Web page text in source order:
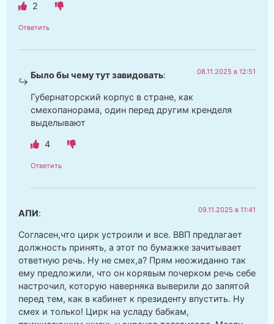
2
Ответить
Было бы чему тут завидовать: 08.11.2025 в 12:51
Губернаторский корпус в стране, как
смехопанорама, один перед другим кренделя
выделывают
4
Ответить
АПИ: 09.11.2025 в 11:41
Согласен,что цирк устроили и все. ВВП предлагает
должность принять, а этот по бумажке зачитывает
ответную речь. Ну не смех,а? Прям неожиданно так
ему предложили, что он корявым почерком речь себе
настрочил, которую наверняка выверили до запятой
перед тем, как в кабинет к президенту впустить. Ну
смех и только! Цирк на усладу бабкам,